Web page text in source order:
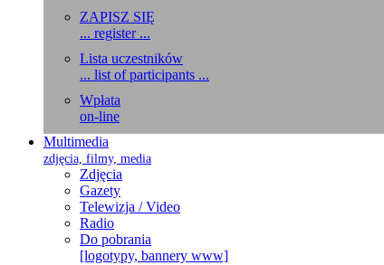
ZAPISZ SIĘ
... register ...
Lista uczestników
... list of participants ...
Wpłata
on-line
Multimedia
zdjęcia, filmy, media
Zdjęcia
Gazety
Telewizja / Video
Radio
Do pobrania
[logotypy, bannery www]